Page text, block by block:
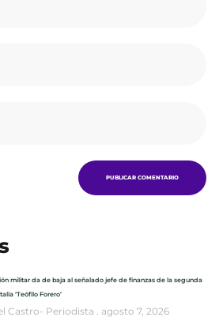
militar da de baja al señalado jefe de finanzas de la segunda
‘Teófilo Forero’
Castro- Periodista agosto 7, 2026